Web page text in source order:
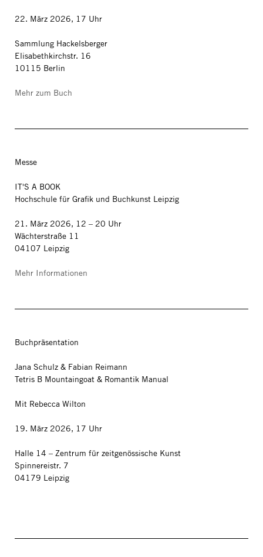
22. März 2026, 17 Uhr
Sammlung Hackelsberger
Elisabethkirchstr. 16
10115 Berlin
Mehr zum Buch
Messe
IT'S A BOOK
Hochschule für Grafik und Buchkunst Leipzig
21. März 2026, 12 – 20 Uhr
Wächterstraße 11
04107 Leipzig
Mehr Informationen
Buchpräsentation
Jana Schulz & Fabian Reimann
Tetris B Mountaingoat & Romantik Manual
Mit Rebecca Wilton
19. März 2026, 17 Uhr
Halle 14 – Zentrum für zeitgenössische Kunst
Spinnereistr. 7
04179 Leipzig